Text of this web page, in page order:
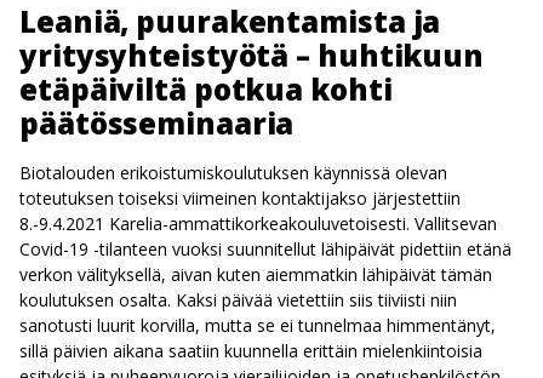
Leaniä, puurakentamista ja
yritysyhteistyötä – huhtikuun
etäpäiviltä potkua kohti
päätösseminaaria
Biotalouden erikoistumiskoulutuksen käynnissä olevan
toteutuksen toiseksi viimeinen kontaktijakso järjestettiin
8.-9.4.2021 Karelia-ammattikorkeakouluvetoisesti. Vallitsevan
Covid-19 -tilanteen vuoksi suunnitellut lähipäivät pidettiin etänä
verkon välityksellä, aivan kuten aiemmatkin lähipäivät tämän
koulutuksen osalta. Kaksi päivää vietettiin siis tiiviisti niin
sanotusti luurit korvilla, mutta se ei tunnelmaa himmentänyt,
sillä päivien aikana saatiin kuunnella erittäin mielenkiintoisia